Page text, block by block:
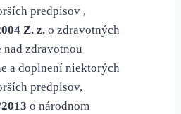
predpisov ,
Z. z. o zdravotných
zdravotnou
a doplnení niektorých
predpisov,
o národnom